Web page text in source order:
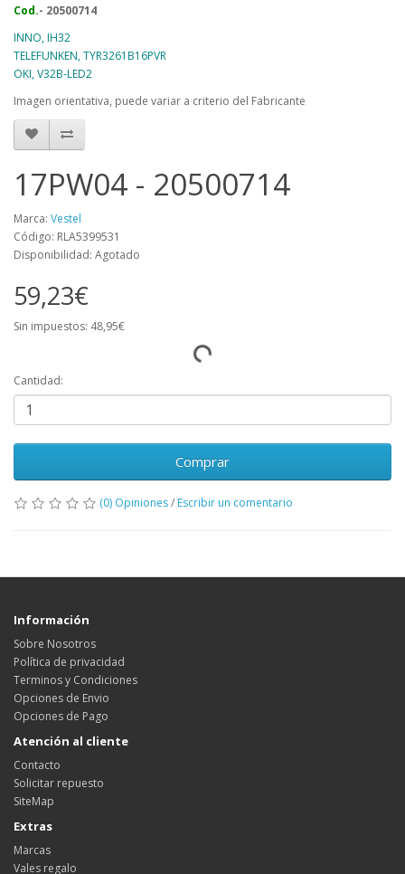
Cod.- 20500714
INNO, IH32
TELEFUNKEN, TYR3261B16PVR
OKI, V32B-LED2
Imagen orientativa, puede variar a criterio del Fabricante
17PW04 - 20500714
Marca: Vestel
Código: RLA5399531
Disponibilidad: Agotado
59,23€
Sin impuestos: 48,95€
Cantidad:
Comprar
(0) Opiniones/ Escribir un comentario
Información
Sobre Nosotros
Política de privacidad
Terminos y Condiciones
Opciones de Envio
Opciones de Pago
Atención al cliente
Contacto
Solicitar repuesto
SiteMap
Extras
Marcas
Vales regalo